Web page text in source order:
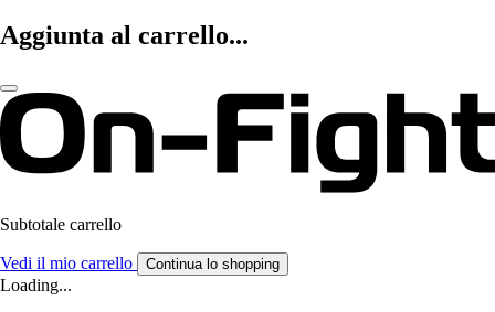
Aggiunta al carrello...
Subtotale carrello
Vedi il mio carrello Continua lo shopping
Loading...